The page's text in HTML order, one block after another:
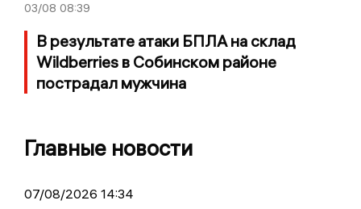
03/08 08:39
В результате атаки БПЛА на склад
Wildberries в Собинском районе
пострадал мужчина
Главные новости
07/08/2026 14:34